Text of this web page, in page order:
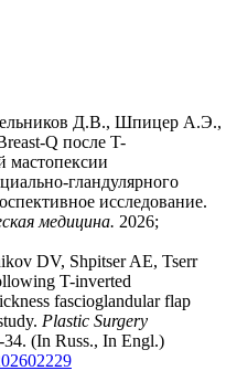
Д.В., Шпицер А.Э.,
Q после T-
мастопексии
гландулярного
исследование.
медицина. 2026;
DV, Shpitser AE, Tserr
T-inverted
fascioglandular flap
Plastic Surgery
(In Russ., In Engl.)